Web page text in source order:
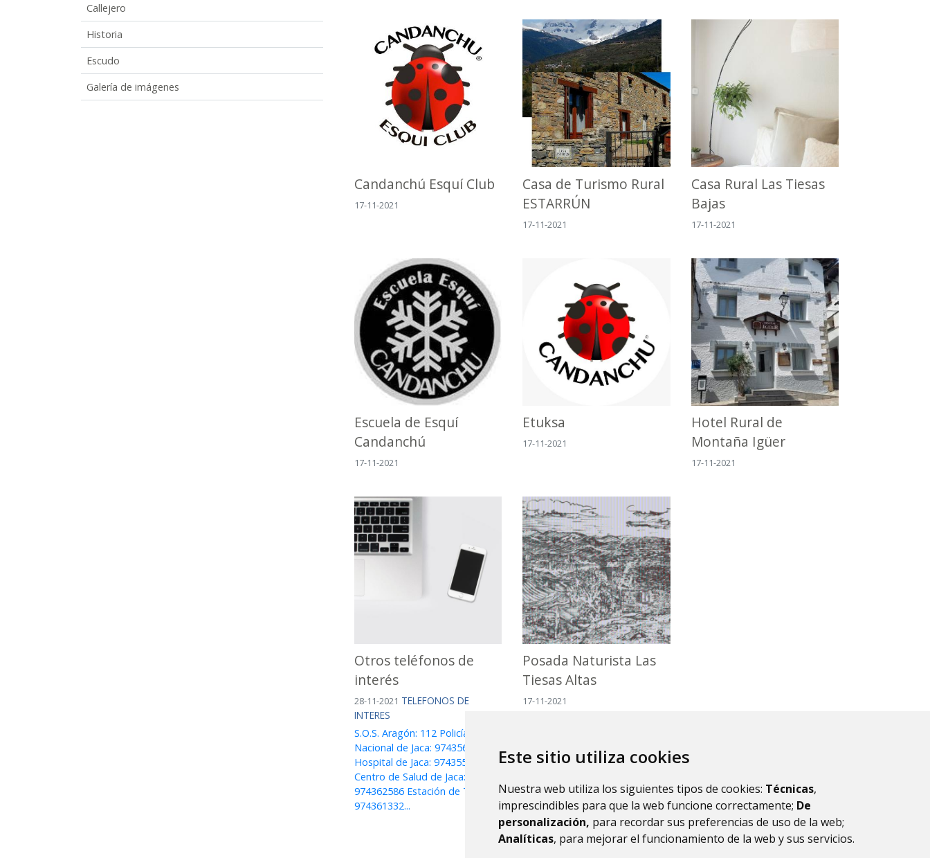
Este sitio utiliza cookies
Nuestra web utiliza los siguientes tipos de cookies: Técnicas,
imprescindibles para que la web funcione correctamente; De
personalización, para recordar sus preferencias de uso de la web;
Analíticas, para mejorar el funcionamiento de la web y sus servicios.
Callejero
Historia
Escudo
Galería de imágenes
Candanchú Esquí Club
17-11-2021
Casa de Turismo Rural
ESTARRÚN
17-11-2021
Casa Rural Las Tiesas
Bajas
17-11-2021
Escuela de Esquí
Candanchú
17-11-2021
Etuksa
17-11-2021
Hotel Rural de
Montaña Igüer
17-11-2021
Otros teléfonos de
interés
28-11-2021 TELEFONOS DE
INTERES
S.O.S. Aragón: 112 Policía
Nacional de Jaca: 974356760
Hospital de Jaca: 974355331
Centro de Salud de Jaca:
974362586 Estación de Tren:
974361332...
Posada Naturista Las
Tiesas Altas
17-11-2021